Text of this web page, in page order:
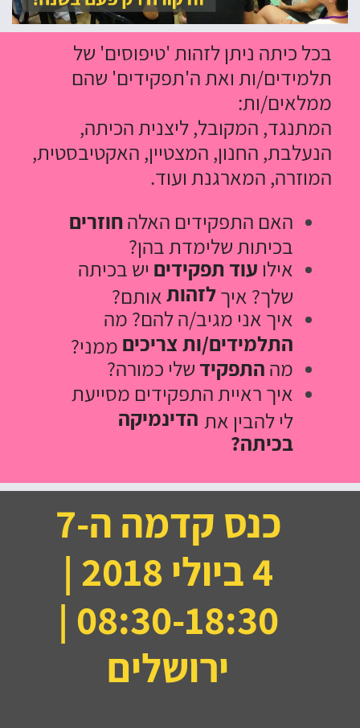
בכל כיתה ניתן לזהות 'טיפוסים' של
תלמידים/ות ואת ה'תפקידים' שהם
ממלאים/ות:
המתנגד, המקובל, ליצנית הכיתה,
הנעלבת, החנון, המצטיין, האקטיבסטית,
המוזרה, המארגנת ועוד.
האם התפקידים האלהחוזרים
בכיתות שלימדת בהן?
אילו עוד תפקידים יש בכיתה
שלך? איךלזהות אותם?
איך אני מגיב/ה להם? מה
התלמידים/ותצריכים ממני?
מה התפקיד שלי כמורה?
איך ראיית התפקידים מסייעת
לי להבין את הדינמיקה
בכיתה?
כנס קדמה ה-7
4 ביולי 2018 |
08:30-18:30 |
ירושלים